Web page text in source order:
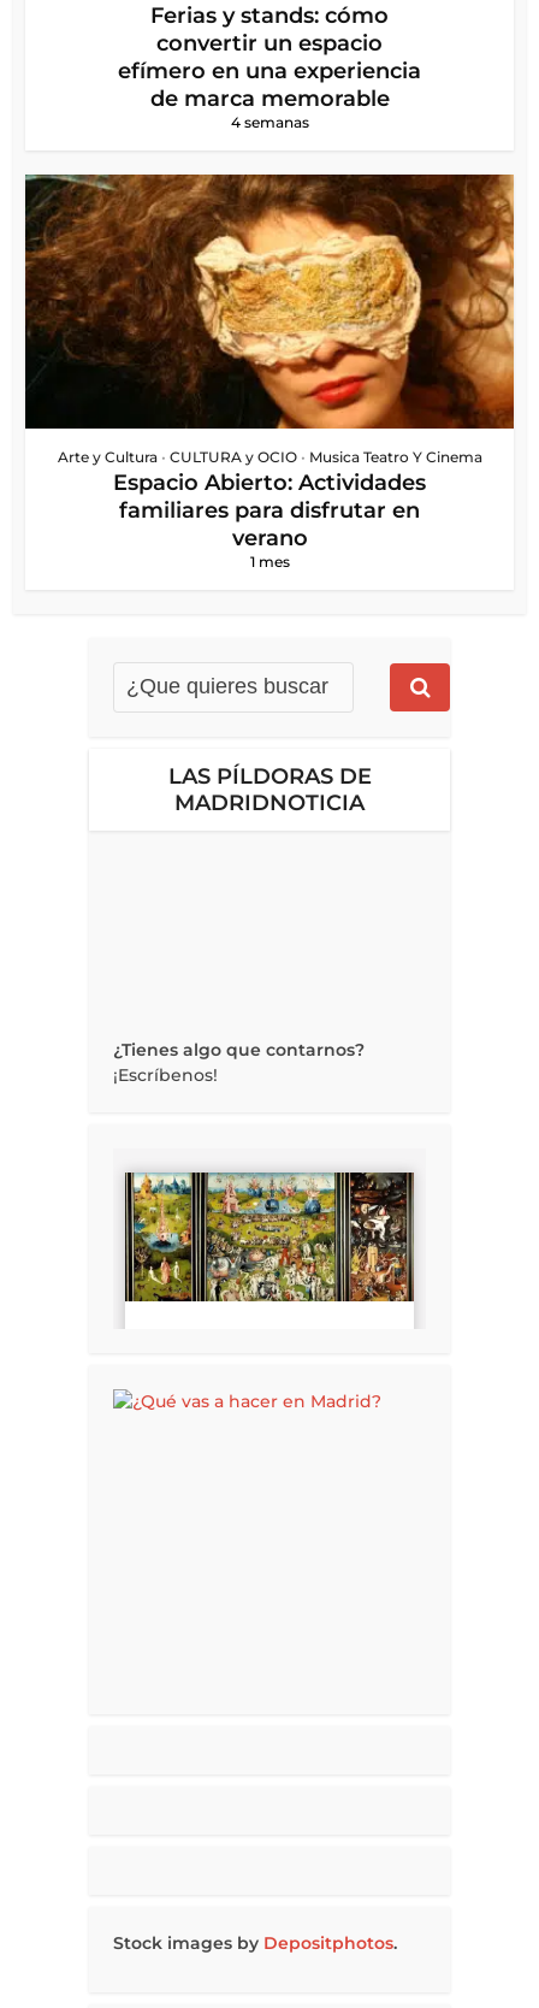
Ferias y stands: cómo
convertir un espacio
efímero en una experiencia
de marca memorable
4 semanas
Arte y Cultura • CULTURA y OCIO • Musica Teatro Y Cinema
Espacio Abierto: Actividades
familiares para disfrutar en
verano
1 mes
LAS PÍLDORAS DE
MADRIDNOTICIA
¿Tienes algo que contarnos?
¡Escríbenos!
Stock images by Depositphotos.